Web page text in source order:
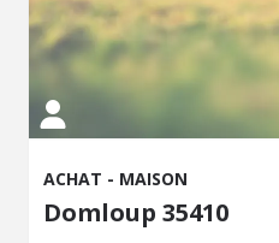
ACHAT - MAISON
Domloup 35410